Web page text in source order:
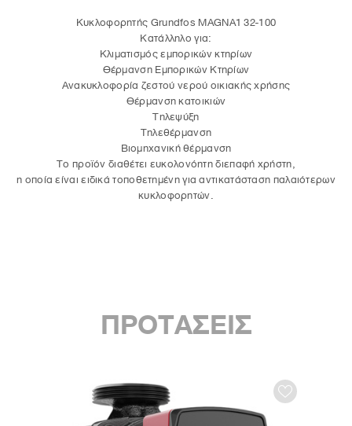
Κυκλοφορητής Grundfos MAGNA1 32-100
Κατάλληλο για:
Κλιματισμός εμπορικών κτηρίων
Θέρμανση Εμπορικών Κτηρίων
Ανακυκλοφορία ζεστού νερού οικιακής χρήσης
Θέρμανση κατοικιών
Τηλεψύξη
Τηλεθέρμανση
Βιομηχανική θέρμανση
Το προϊόν διαθέτει ευκολονόητη διεπαφή χρήστη,
η οποία είναι ειδικά τοποθετημένη για αντικατάσταση παλαιότερων
κυκλοφορητών.
ΠΡΟΤΑΣΕΙΣ